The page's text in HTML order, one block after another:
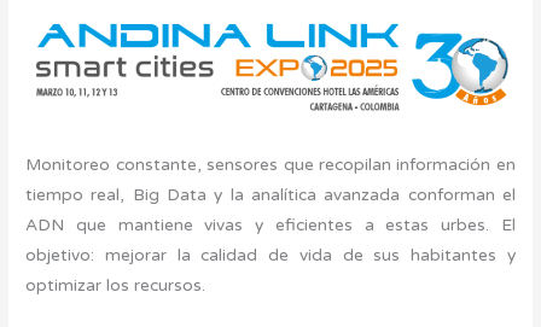
c
e
o
o
k
it
te
ail k
e
n
at
s
p
p
y
p
e
m
p
ti
r
Monitoreo constante, sensores que recopilan información en
tiempo real, Big Data y la analítica avanzada conforman el
ADN que mantiene vivas y eficientes a estas urbes. El
objetivo: mejorar la calidad de vida de sus habitantes y
optimizar los recursos.